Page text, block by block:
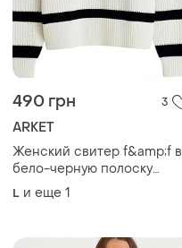
490 грн 3
ARKET
Женский свитер f&amp;f в
бело-черную полоску
выполнен в стиле oversize
из мягкого трикотажа в
L и еще 1